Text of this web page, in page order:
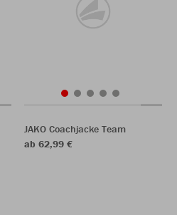
JAKO Coachjacke Team
ab 62,99 €